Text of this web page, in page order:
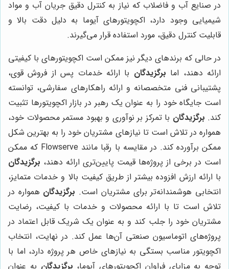
در صنایع آب و فاضلاب که نیاز به کنترل دقیق جریان آب و مواد
شیمیایی وجود دارد، اکچویتورهای آیوما به دلیل دقت بالا و
قابلیت کنترل دقیق، مورد استفاده قرار می‌گیرند.
در حالی که برندهای دیگر نیز ممکن است اکچویتورهای با کیفیتی
ارائه دهند، اما برگزیدگان با ارائه خدمات پس از فروش قوی،
پشتیبانی فنی متخصصانه و ارائه راهکارهای سفارشی، توانسته
است جایگاه خود را به عنوان یک رهبر در بازار اکچویتورها تثبیت
کند. برگزیدگان با تمرکز بر نوآوری و بهبود مستمر محصولات خود،
همواره در تلاش است تا نیازهای مشتریان خود را به بهترین شکل
ممکن برآورده کند. در مقایسه با رقبا مانند Flowserve که ممکن
است در برخی از پروژه‌ها قیمت پایین‌تری ارائه دهند، برگزیدگان
با ارائه ارزش افزوده بیشتر از طریق کیفیت بالا و خدمات متمایز،
انتخابی هوشمندانه‌تر برای مشتریان است. برگزیدگان همواره در
تلاش است تا با ارائه محصولات و خدمات با کیفیت، رضایت
مشتریان خود را جلب کند و به عنوان یک شریک قابل اعتماد در
پروژه‌های اتوماسیون صنعتی آن‌ها عمل کند. در نهایت، انتخاب
اکچویتور مناسب بستگی به نیازهای خاص هر پروژه دارد، اما با
توجه به مزایای فراوان اکچویتورهای آیوما، برگزیدگان به عنوان